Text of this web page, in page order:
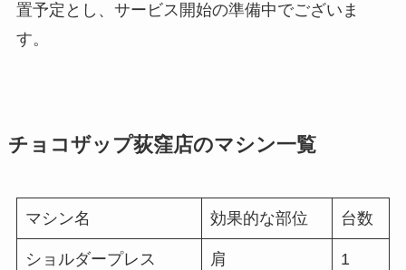
置予定とし、サービス開始の準備中でございま
す。
チョコザップ荻窪店のマシン一覧
マシン名 効果的な部位 台数
ショルダープレス 肩 1